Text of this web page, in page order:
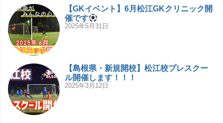
【GKイベント】6月松江GKクリニック開
催です
2025年5月31日
【島根県・新規開校】松江校プレスクー
ル開催します！！！
2025年3月12日